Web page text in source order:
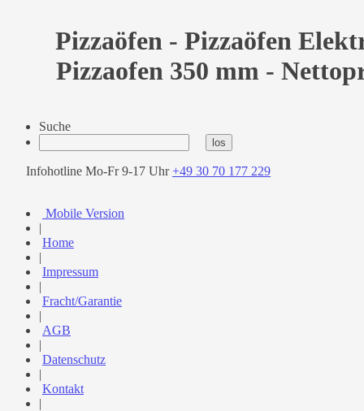
Pizzaöfen - Pizzaöfen
Pizzaofen 350 mm -
Suche
Infohotline Mo-Fr 9-17 Uhr+49 30 70 177 229
Mobile Version
|
Home
|
Impressum
|
Fracht/Garantie
|
AGB
|
Datenschutz
|
Kontakt
|